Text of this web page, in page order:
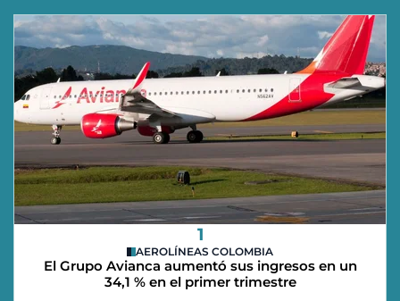
1
AEROLÍNEAS COLOMBIA
El Grupo Avianca aumentó sus ingresos en un
34,1 % en el primer trimestre